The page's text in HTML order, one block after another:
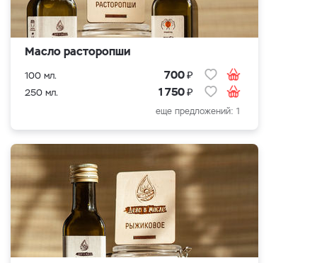
Масло расторопши
100 мл. 700₽
250 мл. 1 750₽
еще предложений: 1